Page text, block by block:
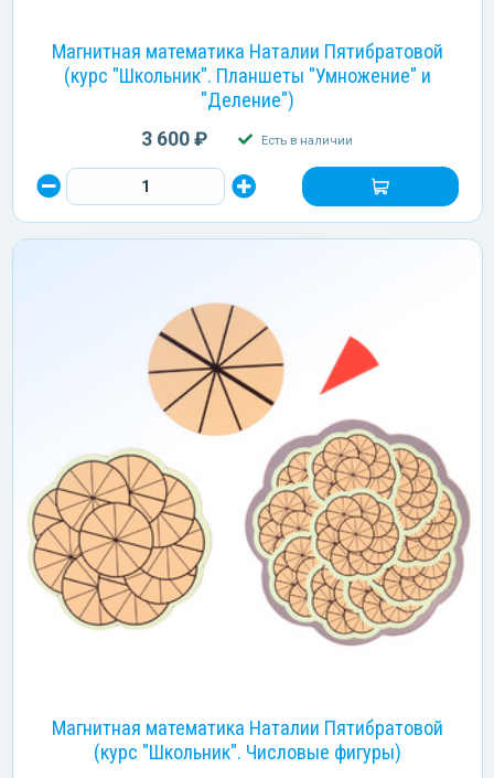
Магнитная математика Наталии Пятибратовой
(курс "Школьник". Планшеты "Умножение" и
"Деление")
3 600 ₽ Есть в наличии
Магнитная математика Наталии Пятибратовой
(курс "Школьник". Числовые фигуры)